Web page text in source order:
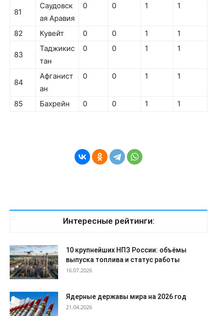
81
Саудовск
ая Аравия
0 0 1 1
82 Кувейт 0 0 1 1
83
Таджикис
тан
0 0 1 1
84
Афганист
ан
0 0 1 1
85 Бахрейн 0 0 1 1
Интересные рейтинги:
10 крупнейших НПЗ России: объёмы
выпуска топлива и статус работы
16.07.2026
Ядерные державы мира на 2026 год
21.04.2026